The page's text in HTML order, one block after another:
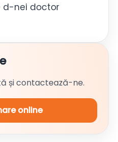
d-nei doctor
și contactează-ne.
online